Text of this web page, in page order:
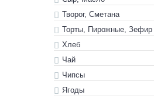
Творог, Сметана
Торты, Пирожные, Зефир
Хлеб
Чай
Чипсы
Ягоды